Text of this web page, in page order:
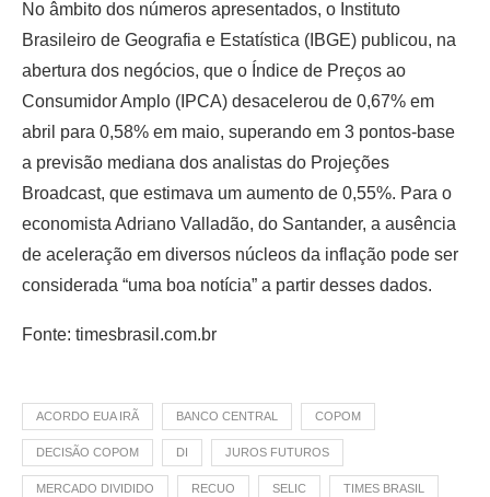
No âmbito dos números apresentados, o Instituto
Brasileiro de Geografia e Estatística (IBGE) publicou, na
abertura dos negócios, que o Índice de Preços ao
Consumidor Amplo (IPCA) desacelerou de 0,67% em
abril para 0,58% em maio, superando em 3 pontos-base
a previsão mediana dos analistas do Projeções
Broadcast, que estimava um aumento de 0,55%. Para o
economista Adriano Valladão, do Santander, a ausência
de aceleração em diversos núcleos da inflação pode ser
considerada “uma boa notícia” a partir desses dados.
Fonte: timesbrasil.com.br
ACORDO EUA IRÃ BANCO CENTRAL COPOM
DECISÃO COPOM DI JUROS FUTUROS
MERCADO DIVIDIDO RECUO SELIC TIMES BRASIL